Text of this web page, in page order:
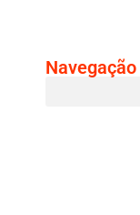
Navegação